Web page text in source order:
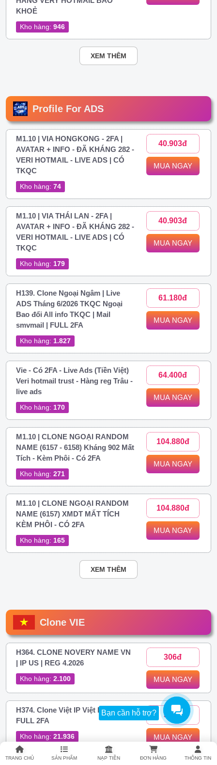
Bạn cần hỗ trợ?
TRANG CHỦ SẢN PHẨM NẠP TIỀN ĐƠN HÀNG THÔNG TIN
KHOẺ
Kho hàng: 946
XEM THÊM
Profile For ADS
M1.10 | VIA HONGKONG - 2FA |
AVATAR + INFO - ĐÃ KHÁNG 282 -
VERI HOTMAIL - LIVE ADS | CÓ
TKQC
Kho hàng: 74
40.903đ
MUA NGAY
M1.10 | VIA THÁI LAN - 2FA |
AVATAR + INFO - ĐÃ KHÁNG 282 -
VERI HOTMAIL - LIVE ADS | CÓ
TKQC
Kho hàng: 179
40.903đ
MUA NGAY
H139. Clone Ngoại Ngâm | Live
ADS Tháng 6/2026 TKQC Ngoại
Bao đổi All info TKQC | Mail
smvmail | FULL 2FA
Kho hàng: 1.827
61.180đ
MUA NGAY
Vie - Có 2FA - Live Ads (Tiền Việt)
Veri hotmail trust - Hàng reg Trâu -
live ads
Kho hàng: 170
64.400đ
MUA NGAY
M1.10 | CLONE NGOẠI RANDOM
NAME (6157 - 6158) Kháng 902 Mất
Tích - Kèm Phôi - Có 2FA
Kho hàng: 271
104.880đ
MUA NGAY
M1.10 | CLONE NGOẠI RANDOM
NAME (6157) XMDT MẤT TÍCH
KÈM PHÔI - CÓ 2FA
Kho hàng: 165
104.880đ
MUA NGAY
XEM THÊM
Clone VIE
H364. CLONE NOVERY NAME VN
| IP US | REG 4.2026
Kho hàng: 2.100
306đ
MUA NGAY
H374. Clone Việt IP Việt Novery |
FULL 2FA
Kho hàng: 21.936
306đ
MUA NGAY